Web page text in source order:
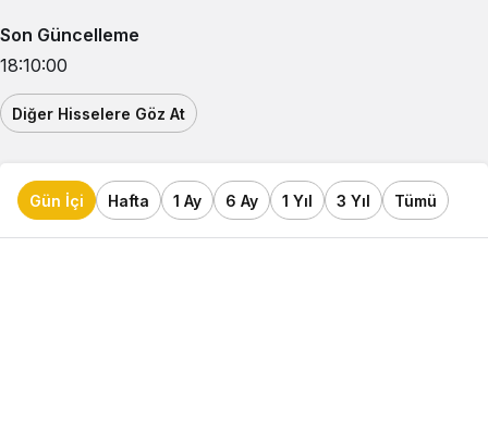
Son Güncelleme
18:10:00
Diğer Hisselere Göz At
Gün İçi Hafta 1 Ay 6 Ay 1 Yıl 3 Yıl Tümü